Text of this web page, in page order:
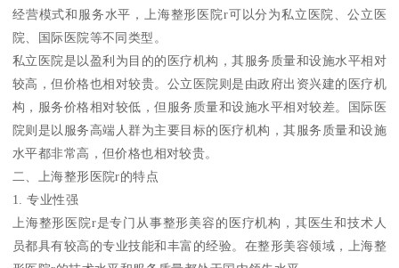
经营模式和服务水平，上海整形医院r可以分为私立医院、公立医
院、国际医院等不同类型。
私立医院是以盈利为目的的医疗机构，其服务质量和设施水平相对
较高，但价格也相对较贵。公立医院则是由政府出资兴建的医疗机
构，服务价格相对较低，但服务质量和设施水平相对较差。国际医
院则是以服务高端人群为主要目标的医疗机构，其服务质量和设施
水平都非常高，但价格也相对较贵。
二、上海整形医院r的特点
1. 专业性强
上海整形医院r是专门从事整形美容的医疗机构，其医生和技术人
员都具有较高的专业技能和丰富的经验。在整形美容领域，上海整